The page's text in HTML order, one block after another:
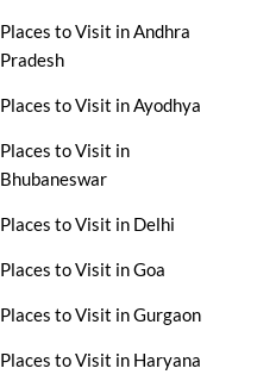
Places to Visit in Andhra
Pradesh
Places to Visit in Ayodhya
Places to Visit in
Bhubaneswar
Places to Visit in Delhi
Places to Visit in Goa
Places to Visit in Gurgaon
Places to Visit in Haryana